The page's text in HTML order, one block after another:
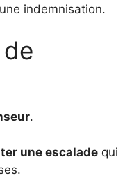
indemnisation.
.
une escalade qui